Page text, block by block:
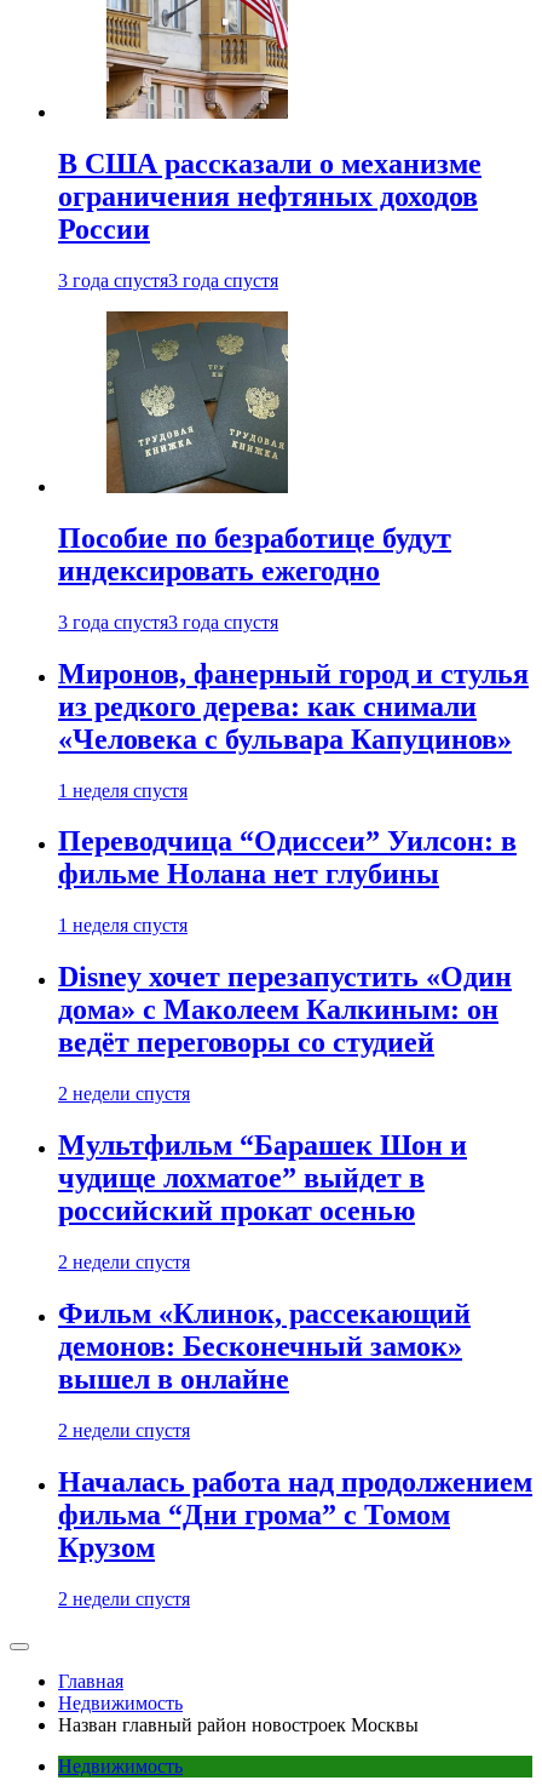
В США рассказали о механизме
ограничения нефтяных доходов
России
3 года спустя3 года спустя
Пособие по безработице будут
индексировать ежегодно
3 года спустя3 года спустя
Миронов, фанерный город и стулья
из редкого дерева: как снимали
«Человека с бульвара Капуцинов»
1 неделя спустя
Переводчица “Одиссеи” Уилсон: в
фильме Нолана нет глубины
1 неделя спустя
Disney хочет перезапустить «Один
дома» с Маколеем Калкиным: он
ведёт переговоры со студией
2 недели спустя
Мультфильм “Барашек Шон и
чудище лохматое” выйдет в
российский прокат осенью
2 недели спустя
Фильм «Клинок, рассекающий
демонов: Бесконечный замок»
вышел в онлайне
2 недели спустя
Началась работа над продолжением
фильма “Дни грома” с Томом
Крузом
2 недели спустя
Главная
Недвижимость
Назван главный район новостроек Москвы
Недвижимость